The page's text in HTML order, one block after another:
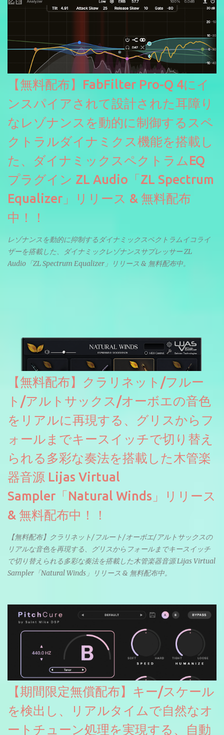
【無料配布】FabFilter Pro-Q 4にイ
ンスパイアされて設計された耳障り
なレゾナンスを動的に制御するスペ
クトラルダイナミクス機能を搭載し
た、ダイナミックスペクトラムEQ
プラグイン ZL Audio「ZL Spectrum
Equalizer」リリース & 無料配布
中！！
レゾナンスを動的に抑制するダイナミックスペクトラムイコライ
ザーを搭載した、ダイナミックレゾナンスサプレッサー ZL
Audio「ZL Spectrum Equalizer」リリース & 無料配布中。
【無料配布】クラリネット/フルー
ト/アルトサックス/オーボエの音色
をリアルに再現する、グリスからフ
ォールまでキースイッチで切り替え
られる多彩な奏法を搭載した木管楽
器音源 Lijas Virtual
Sampler「Natural Winds」リリース
& 無料配布中！！
【無料配布】クラリネット/フルート/オーボエ/アルトサックスの
リアルな音色を再現する、グリスからフォールまでキースイッチ
で切り替えられる多彩な奏法を搭載した木管楽器音源 Lijas Virtual
Sampler「Natural Winds」リリース & 無料配布中。
【期間限定無償配布】キー/スケール
を検出し、リアルタイムで自然なオ
ートチューン処理を実現する、自動